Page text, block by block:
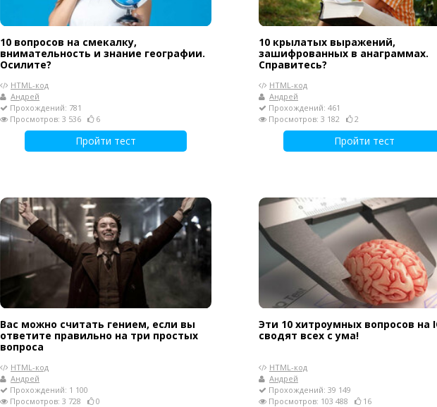
10 вопросов на смекалку,
внимательность и знание географии.
Осилите?
HTML-код
Андрей
Прохождений: 781
Просмотров: 3 536
6
Пройти тест
10 крылатых выражений,
зашифрованных в анаграммах.
Справитесь?
HTML-код
Андрей
Прохождений: 461
Просмотров: 3 182
2
Пройти тест
Вас можно считать гением, если вы
ответите правильно на три простых
вопроса
HTML-код
Андрей
Прохождений: 1 100
Просмотров: 3 728
0
Эти 10 хитроумных вопросов на
сводят всех с ума!
HTML-код
Андрей
Прохождений: 39 149
Просмотров: 103 488
16